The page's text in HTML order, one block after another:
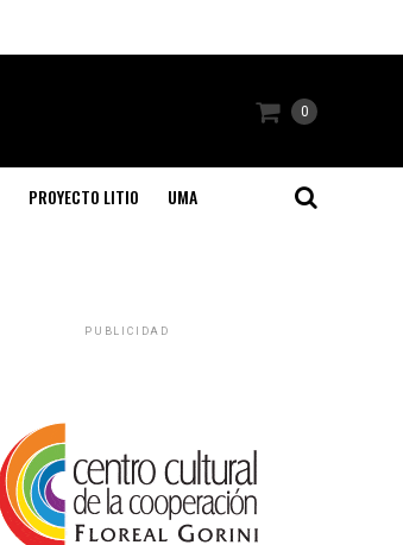
0
PROYECTO LITIO UMA
PUBLICIDAD